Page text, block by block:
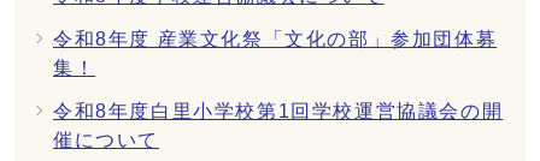
令和8年度 産業文化祭「文化の部」参加団体募
集！
令和8年度白里小学校第1回学校運営協議会の開
催について